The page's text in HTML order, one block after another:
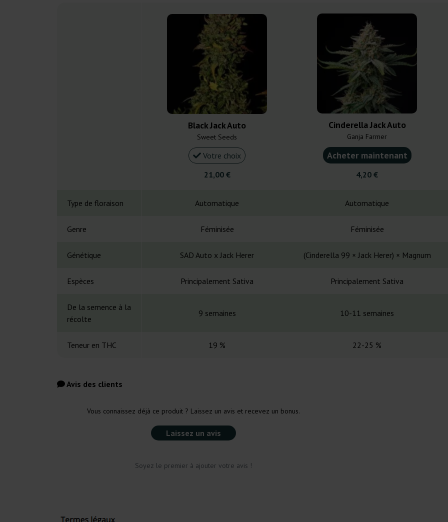
Black Jack Auto
Sweet Seeds
Votre choix
21,00 €
Cinderella Jack Auto
Ganja Farmer
Acheter maintenant
4,20 €
Type de floraison Automatique Automatique
Genre Féminisée Féminisée
Génétique SAD Auto x Jack Herer (Cinderella 99 × Jack Herer) × Magnum
Espèces Principalement Sativa Principalement Sativa
De la semence à la
récolte
9 semaines 10-11 semaines
Teneur en THC 19 % 22-25 %
Avis des clients
Vous connaissez déjà ce produit ? Laissez un avis et recevez un bonus.
Laissez un avis
Soyez le premier à ajouter votre avis !